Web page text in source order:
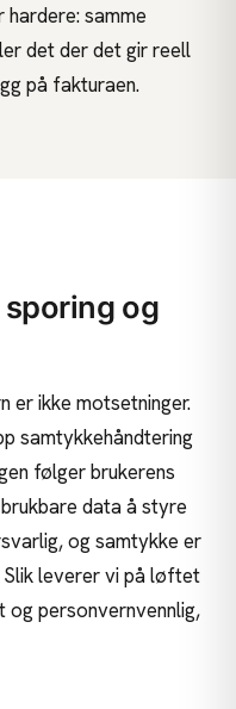
samme
det der det gir reell
på fakturaen.
og
er ikke motsetninger.
samtykkehåndtering
følger brukerens
data å styre
og samtykke er
leverer vi på løftet
og personvernvennlig,